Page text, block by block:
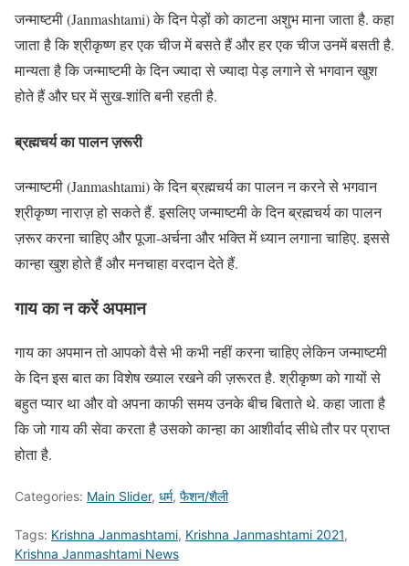
जन्माष्टमी (Janmashtami) के दिन पेड़ों को काटना अशुभ माना जाता है. कहा
जाता है कि श्रीकृष्ण हर एक चीज में बसते हैं और हर एक चीज उनमें बसती है.
मान्यता है कि जन्माष्टमी के दिन ज्यादा से ज्यादा पेड़ लगाने से भगवान खुश
होते हैं और घर में सुख-शांति बनी रहती है.
ब्रह्मचर्य का पालन ज़रूरी
जन्माष्टमी (Janmashtami) के दिन ब्रह्मचर्य का पालन न करने से भगवान
श्रीकृष्ण नाराज़ हो सकते हैं. इसलिए जन्माष्टमी के दिन ब्रह्मचर्य का पालन
ज़रूर करना चाहिए और पूजा-अर्चना और भक्ति में ध्यान लगाना चाहिए. इससे
कान्हा खुश होते हैं और मनचाहा वरदान देते हैं.
गाय का न करें अपमान
गाय का अपमान तो आपको वैसे भी कभी नहीं करना चाहिए लेकिन जन्माष्टमी
के दिन इस बात का विशेष ख्याल रखने की ज़रूरत है. श्रीकृष्ण को गायों से
बहुत प्यार था और वो अपना काफी समय उनके बीच बिताते थे. कहा जाता है
कि जो गाय की सेवा करता है उसको कान्हा का आशीर्वाद सीधे तौर पर प्राप्त
होता है.
Categories: Main Slider, धर्म, फैशन/शैली
Tags: Krishna Janmashtami, Krishna Janmashtami 2021,
Krishna Janmashtami News